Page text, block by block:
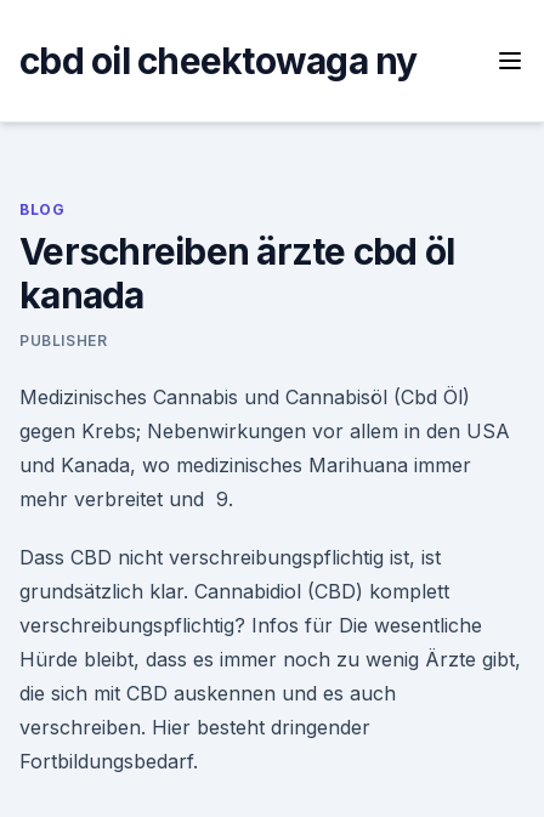
content
cbd oil cheektowaga ny
BLOG
Verschreiben ärzte cbd öl
kanada
PUBLISHER
Medizinisches Cannabis und Cannabisöl (Cbd Öl)
gegen Krebs; Nebenwirkungen vor allem in den USA
und Kanada, wo medizinisches Marihuana immer
mehr verbreitet und 9.
Dass CBD nicht verschreibungspflichtig ist, ist
grundsätzlich klar. Cannabidiol (CBD) komplett
verschreibungspflichtig? Infos für Die wesentliche
Hürde bleibt, dass es immer noch zu wenig Ärzte gibt,
die sich mit CBD auskennen und es auch
verschreiben. Hier besteht dringender
Fortbildungsbedarf.